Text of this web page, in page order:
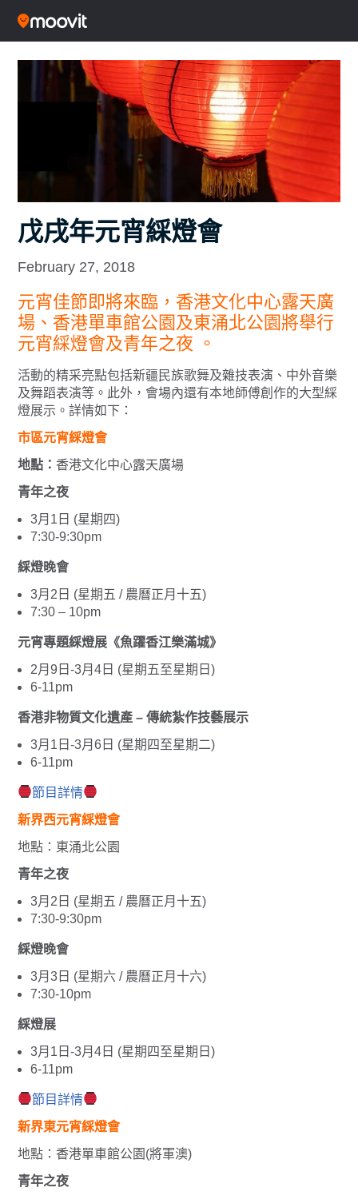
戊戌年元宵綵燈會
February 27, 2018
元宵佳節即將來臨，香港文化中心露天廣
場、香港單車館公園及東涌北公園將舉行
元宵綵燈會及青年之夜 。
活動的精采亮點包括新疆民族歌舞及雜技表演、中外音樂
及舞蹈表演等。此外，會場內還有本地師傅創作的大型綵
燈展示。詳情如下：
市區元宵綵燈會
地點： 香港文化中心露天廣場
青年之夜
3月1日 (星期四)
7:30-9:30pm
綵燈晚會
3月2日 (星期五 / 農曆正月十五)
7:30 – 10pm
元宵專題綵燈展《魚躍香江樂滿城》
2月9日-3月4日 (星期五至星期日)
6-11pm
香港非物質文化遺產 – 傳統紮作技藝展示
3月1日-3月6日 (星期四至星期二)
6-11pm
節目詳情
新界西元宵綵燈會
地點：東涌北公園
青年之夜
3月2日 (星期五 / 農曆正月十五)
7:30-9:30pm
綵燈晚會
3月3日 (星期六 / 農曆正月十六)
7:30-10pm
綵燈展
3月1日-3月4日 (星期四至星期日)
6-11pm
節目詳情
新界東元宵綵燈會
地點：香港單車館公園(將軍澳)
青年之夜